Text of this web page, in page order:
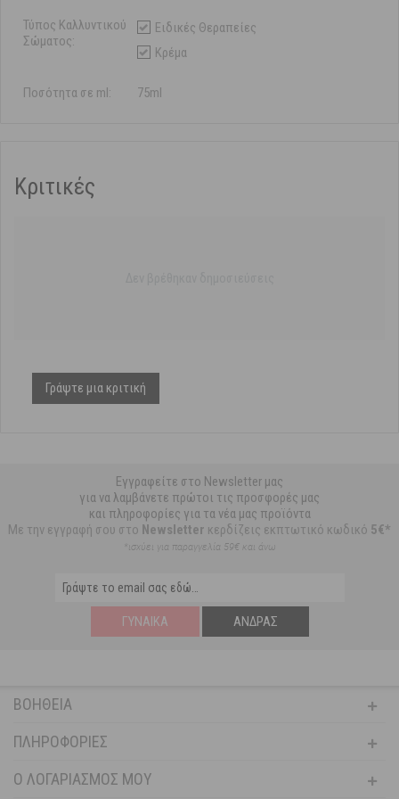
Τύπος Καλλυντικού
Σώματος:
Ειδικές Θεραπείες
Κρέμα
Ποσότητα σε ml: 75ml
Κριτικές
Γράψτε μια κριτική
Εγγραφείτε στο Newsletter μας
για να λαμβάνετε πρώτοι τις προσφορές μας
και πληροφορίες για τα νέα μας προϊόντα
Με την εγγραφή σου στο Newsletter κερδίζεις εκπτωτικό κωδικό 5€*
*ισχύει για παραγγελία 59€ και άνω
ΓΥΝΑΊΚΑ ΆΝΔΡΑΣ
ΒΟΉΘΕΙΑ
ΠΛΗΡΟΦΟΡΊΕΣ
Ο ΛΟΓΑΡΙΑΣΜΌΣ ΜΟΥ